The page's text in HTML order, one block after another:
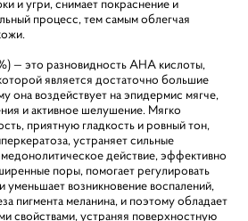
и угри, снимает покраснение и
процесс, тем самым облегчая
— это разновидность AHA кислоты,
является достаточно большие
она воздействует на эпидермис мягче,
и активное шелушение. Мягко
приятную гладкость и ровный тон,
устраняет сильные
действие, эффективно
поры, помогает регулировать
уменьшает возникновение воспалений,
пигмента меланина, и поэтому обладает
свойствами, устраняя поверхностную